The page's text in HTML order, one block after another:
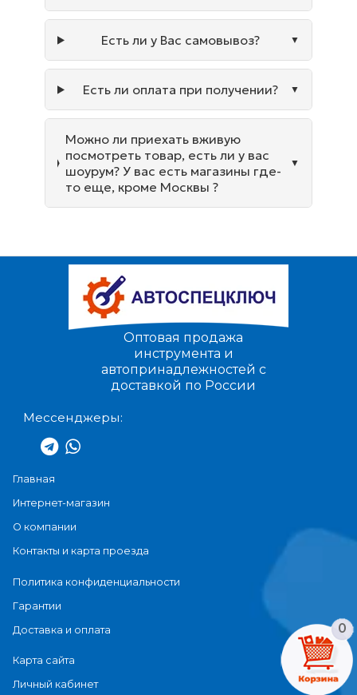
0
Есть ли у Вас самовывоз?
Есть ли оплата при получении?
Можно ли приехать вживую
посмотреть товар, есть ли у вас
шоурум? У вас есть магазины где-
то еще, кроме Москвы ?
Оптовая продажа
инструмента и
автопринадлежностей с
доставкой по России
Мессенджеры:
Главная
Интернет-магазин
О компании
Контакты и карта проезда
Политика конфиденциальности
Гарантии
Доставка и оплата
Карта сайта
Личный кабинет